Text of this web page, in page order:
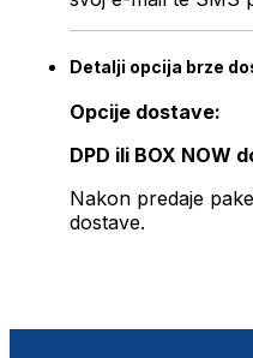
Detalji opcija brze
Opcije dostave:
DPD ili BOX NOW
Nakon predaje
dostave.